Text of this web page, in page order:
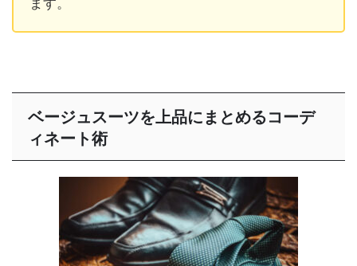
ます。
ベージュスーツを上品にまとめるコーデ
ィネート術